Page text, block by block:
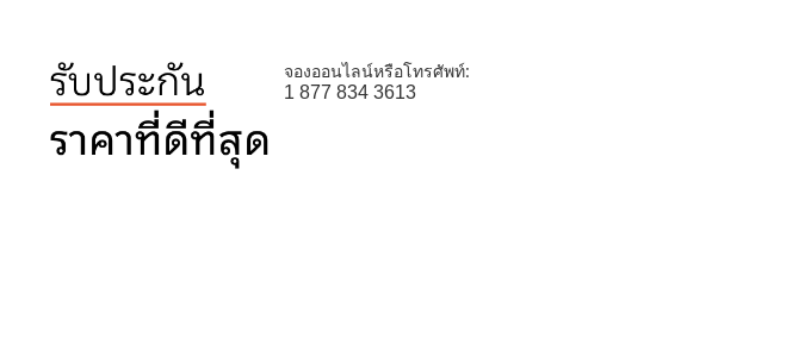
จองออนไลน์หรือโทรศัพท์:
1 877 834 3613